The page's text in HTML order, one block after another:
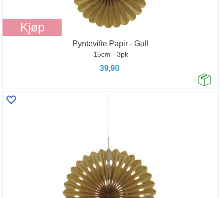
Kjøp
Pyntevifte Papir - Gull
15cm - 3pk
39,90